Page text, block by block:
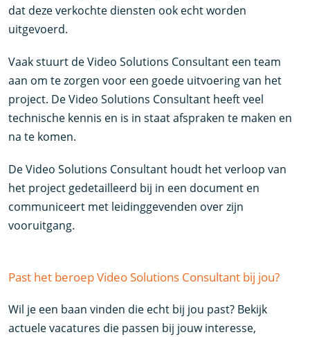
dat deze verkochte diensten ook echt worden
uitgevoerd.
Vaak stuurt de Video Solutions Consultant een team
aan om te zorgen voor een goede uitvoering van het
project. De Video Solutions Consultant heeft veel
technische kennis en is in staat afspraken te maken en
na te komen.
De Video Solutions Consultant houdt het verloop van
het project gedetailleerd bij in een document en
communiceert met leidinggevenden over zijn
vooruitgang.
Past het beroep Video Solutions Consultant bij jou?
Wil je een baan vinden die echt bij jou past? Bekijk
actuele vacatures die passen bij jouw interesse,